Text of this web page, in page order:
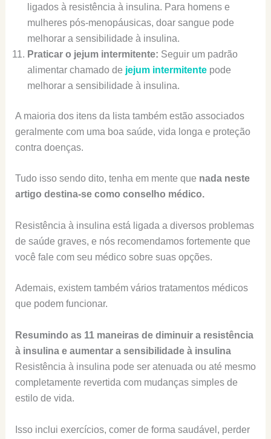
ligados à resistência à insulina. Para homens e
mulheres pós-menopáusicas, doar sangue pode
melhorar a sensibilidade à insulina.
Praticar o jejum intermitente: Seguir um padrão
alimentar chamado de jejum intermitentepode
melhorar a sensibilidade à insulina.
A maioria dos itens da lista também estão associados
geralmente com uma boa saúde, vida longa e proteção
contra doenças.
Tudo isso sendo dito, tenha em mente que nada neste
artigo destina-se como conselho médico.
Resistência à insulina está ligada a diversos problemas
de saúde graves, e nós recomendamos fortemente que
você fale com seu médico sobre suas opções.
Ademais, existem também vários tratamentos médicos
que podem funcionar.
Resumindo as 11 maneiras de diminuir a resistência
à insulina e aumentar a sensibilidade à insulina
Resistência à insulina pode ser atenuada ou até mesmo
completamente revertida com mudanças simples de
estilo de vida.
Isso inclui exercícios, comer de forma saudável, perder